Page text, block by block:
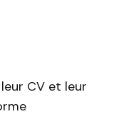
CV et leur